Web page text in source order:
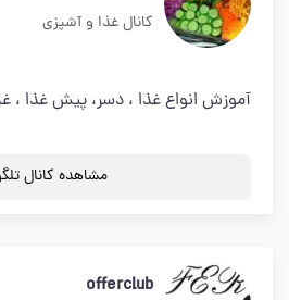
کانال غذا و آشپزی
آموزش انواع غذا ، دسر، پیش غذا ،
مشاهده کانال
offerclub